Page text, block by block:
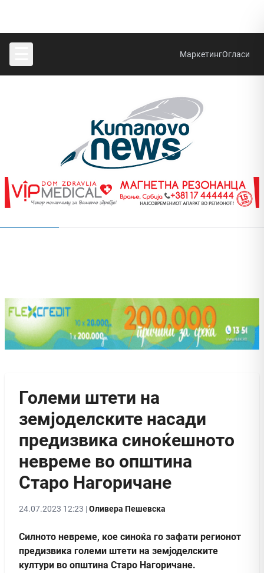
МаркетингОгласи
Големи штети на
земјоделските насади
предизвика синоќешното
невреме во општина
Старо Нагоричане
24.07.2023 12:23 |Оливера Пешевска
Силното невреме, кое синоќа го зафати регионот
предизвика големи штети на земјоделските
култури во општина Старо Нагоричане.